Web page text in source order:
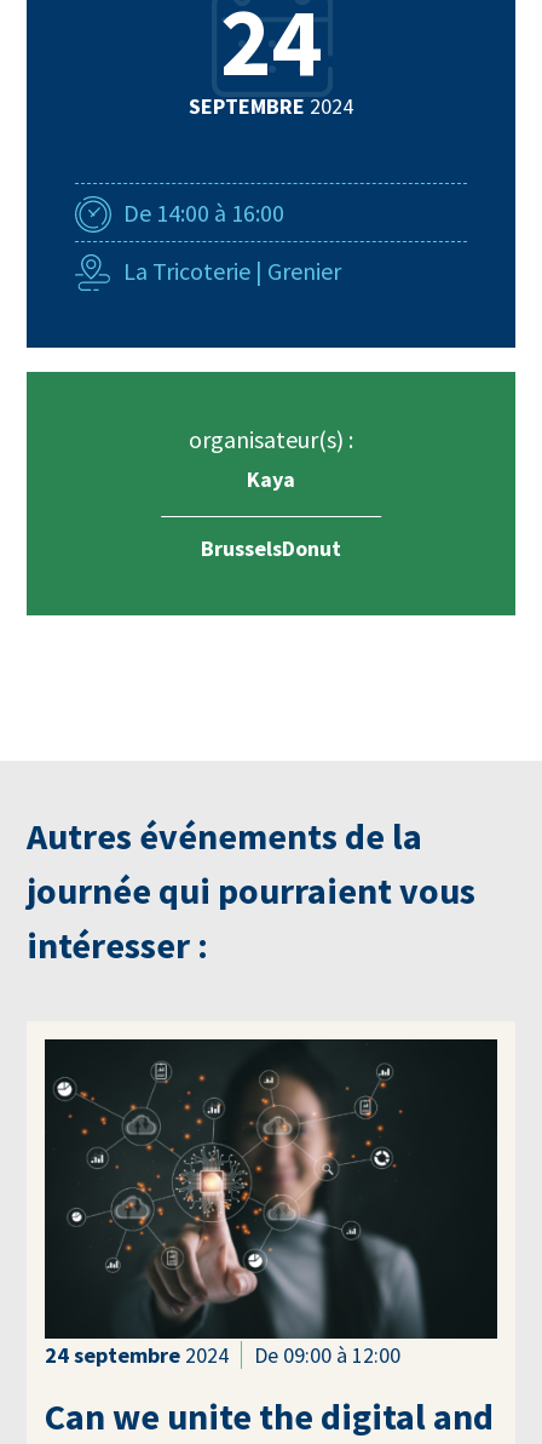
24
SEPTEMBRE2024
De 14:00 à 16:00
La Tricoterie | Grenier
organisateur(s) :
Kaya
BrusselsDonut
Autres événements de la
journée qui pourraient vous
intéresser :
24septembre 2024 De 09:00 à 12:00
Can we unite the digital and